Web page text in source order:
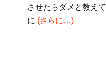
させたらダメと教え
に (さらに…)